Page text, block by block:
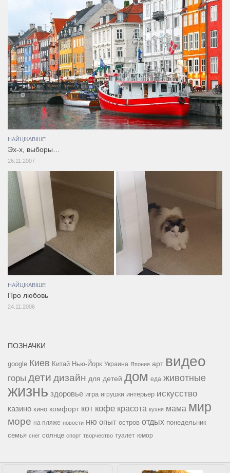
НАЙЦІКАВІШЕ
Эх-х, выборы…
26.11.2007
НАЙЦІКАВІШЕ
Про любовь
24.11.2006
ПОЗНАЧКИ
google Киев Китай Нью-Йорк Украина Япония арт видео
горы дети дизайн для детей дом еда животные
жизнь здоровье игра игрушки интерьер искусство
казино кино комфорт кот кофе красота кухня мама мир
море на пляже новости ню опыт остров отдых понедельник
семья снег солнце спорт творчество туалет юмор